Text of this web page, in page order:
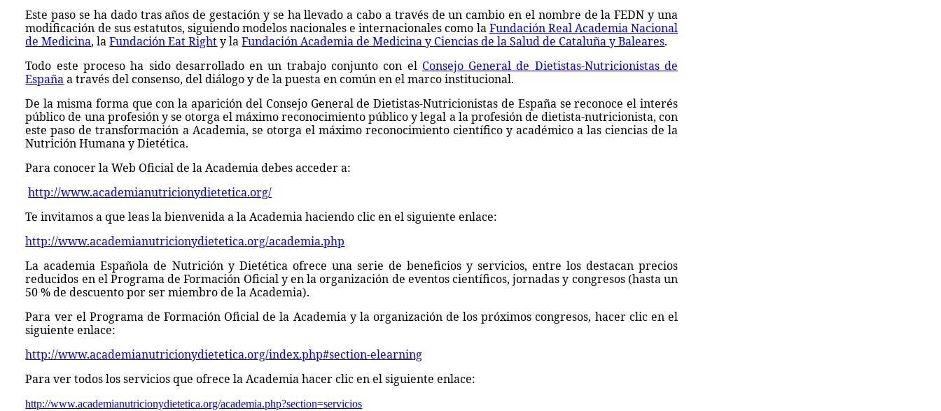
Este paso se ha dado tras años de gestación y se ha llevado a cabo a través de un cambio en el nombre de la FEDN y una
modificación de sus estatutos, siguiendo modelos nacionales e internacionales como laFundación Real Academia Nacional
de Medicina, laFundación Eat Righty laFundación Academia de Medicina y Ciencias de la Salud de Cataluña y Baleares.
Todo este proceso ha sido desarrollado en un trabajo conjunto con el Consejo General de Dietistas-Nutricionistas de
Españaa través del consenso, del diálogo y de la puesta en común en el marco institucional.
De la misma forma que con la aparición del Consejo General de Dietistas-Nutricionistas de España se reconoce el interés
público de una profesión y se otorga el máximo reconocimiento público y legal a la profesión de dietista-nutricionista, con
este paso de transformación a Academia, se otorga el máximo reconocimiento científico y académico a las ciencias de la
Nutrición Humana y Dietética.
Para conocer la Web Oficial de la Academia debes acceder a:
http://www.academianutricionydietetica.org/
Te invitamos a que leas la bienvenida a la Academia haciendo clic en el siguiente enlace:
http://www.academianutricionydietetica.org/academia.php
La academia Española de Nutrición y Dietética ofrece una serie de beneficios y servicios, entre los destacan precios
reducidos en el Programa de Formación Oficial y en la organización de eventos científicos, jornadas y congresos (hasta un
50 % de descuento por ser miembro de la Academia).
Para ver el Programa de Formación Oficial de la Academia y la organización de los próximos congresos, hacer clic en el
siguiente enlace:
http://www.academianutricionydietetica.org/index.php#section-elearning
Para ver todos los servicios que ofrece la Academia hacer clic en el siguiente enlace:
http://www.academianutricionydietetica.org/academia.php?section=servicios